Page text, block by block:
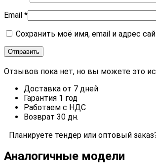
Email *
Сохранить моё имя, email и адрес
Отзывов пока нет, но вы можете это
Доставка от 7 дней
Гарантия 1 год
Работаем с НДС
Возврат 30 дн.
Планируете тендер или оптовый
Аналогичные модели